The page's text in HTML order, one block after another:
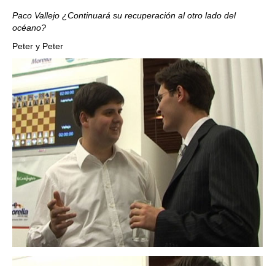
Paco Vallejo ¿Continuará su recuperación al otro lado del
océano?
Peter y Peter